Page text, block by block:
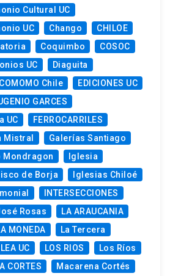
Cultural UC
UC
Chango
CHILOE
Coquimbo
COSOC
UC
Diaguita
Chile
EDICIONES UC
GARCES
UC
FERROCARRILES
Mistral
Galerías Santiago
Mondragon
Iglesia
de Borja
Iglesias Chiloé
INTERSECCIONES
Rosas
LA ARAUCANIA
MONEDA
La Tercera
LEA UC LOS RIOS
Los Ríos
CORTES
Macarena Cortés